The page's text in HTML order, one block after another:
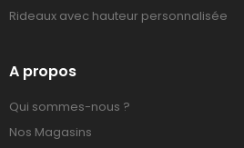
Rideaux avec hauteur personnalisée
A propos
Qui sommes-nous ?
Nos Magasins